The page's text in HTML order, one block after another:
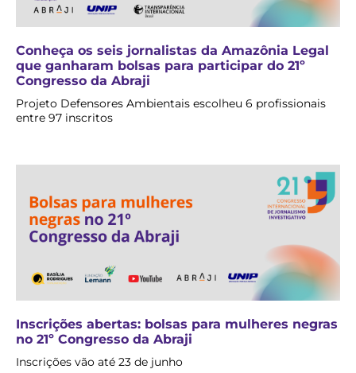
Conheça os seis jornalistas da Amazônia Legal
que ganharam bolsas para participar do 21º
Congresso da Abraji
Projeto Defensores Ambientais escolheu 6 profissionais
entre 97 inscritos
Inscrições abertas: bolsas para mulheres negras
no 21º Congresso da Abraji
Inscrições vão até 23 de junho